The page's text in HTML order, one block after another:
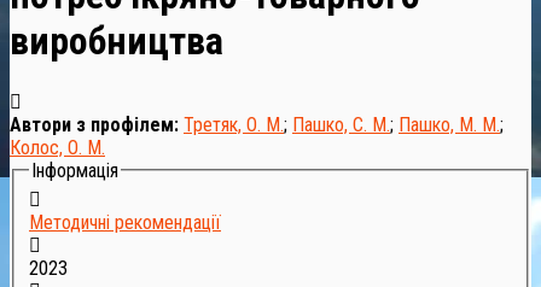
виробництва
Автори з профілем: Третяк, О. М.; Пашко, С. М.; Пашко, М. М.;
Колос, О. М.
Інформація
Методичні рекомендації
2023